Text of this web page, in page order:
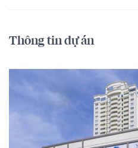
Thông tin dự án